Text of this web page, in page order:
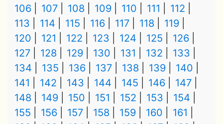
106
107 108 109 110 111
112
113
114 115 116 117 118
119
120
121 122 123 124 125
126
127
128 129 130 131 132
133
134
135 136 137 138 139
140
141
142 143 144 145 146
147
148
149 150 151 152 153
154
155
156 157 158 159 160
161